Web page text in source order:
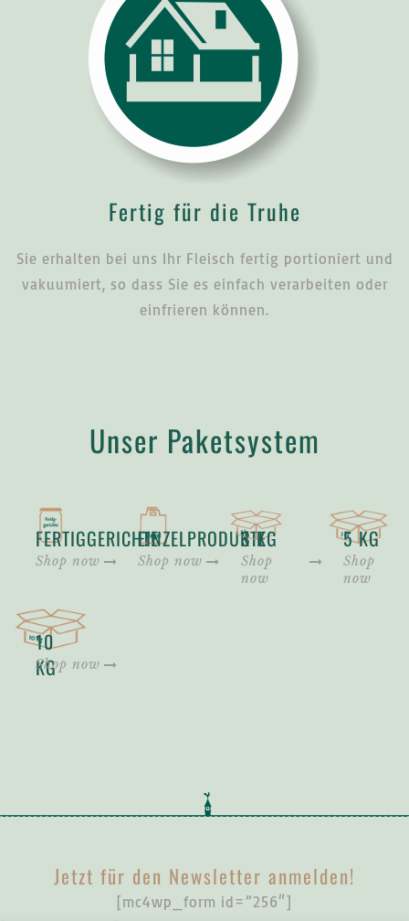
Fertig für die Truhe
Sie erhalten bei uns Ihr Fleisch fertig portioniert und
vakuumiert, so dass Sie es einfach verarbeiten oder
einfrieren können.
Unser Paketsystem
FERTIGGERICHTEEINZELPRODUKTE
3 KG 5 KG
10
KG
Jetzt für den Newsletter anmelden!
[mc4wp_form id=”256″]